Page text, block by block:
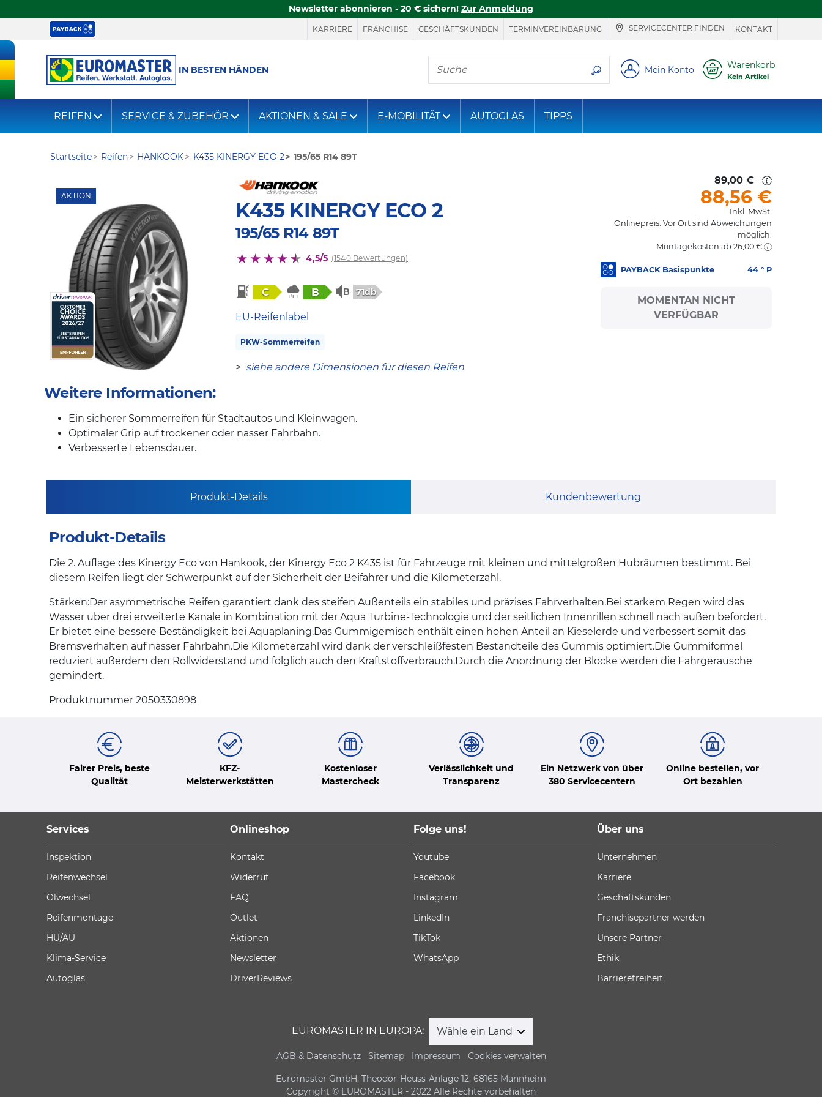
Newsletter abonnieren - 20 € sichern! Zur Anmeldung
KARRIERE FRANCHISE GESCHÄFTSKUNDEN TERMINVEREINBARUNG SERVICECENTER FINDEN KONTAKT
IN BESTEN HÄNDEN
Hier finden Sie, was Sie suchen
Mein Konto Warenkorb
Kein Artikel
REIFEN SERVICE & ZUBEHÖR AKTIONEN & SALE E-MOBILITÄT AUTOGLAS TIPPS
Startseite Reifen HANKOOK K435 KINERGY ECO 2 195/65 R14 89T
AKTION
K435 KINERGY ECO 2
195/65 R14 89T
4,5/5 (1540 Bewertungen)
C B 71db
EU-Reifenlabel
PKW-Sommerreifen
> siehe andere Dimensionen für diesen Reifen
89,00 €
88,56 €
Inkl. MwSt.
Onlinepreis. Vor Ort sind Abweichungen
möglich.
Montagekosten ab 26,00 €
PAYBACK Basispunkte 44 ° P
MOMENTAN NICHT
VERFÜGBAR
Weitere Informationen:
Ein sicherer Sommerreifen für Stadtautos und Kleinwagen.
Optimaler Grip auf trockener oder nasser Fahrbahn.
Verbesserte Lebensdauer.
Produkt-Details Kundenbewertung
Produkt-Details
Die 2. Auflage des Kinergy Eco von Hankook, der Kinergy Eco 2 K435 ist für Fahrzeuge mit kleinen und mittelgroßen Hubräumen bestimmt. Bei
diesem Reifen liegt der Schwerpunkt auf der Sicherheit der Beifahrer und die Kilometerzahl.
Stärken:Der asymmetrische Reifen garantiert dank des steifen Außenteils ein stabiles und präzises Fahrverhalten.Bei starkem Regen wird das
Wasser über drei erweiterte Kanäle in Kombination mit der Aqua Turbine-Technologie und der seitlichen Innenrillen schnell nach außen befördert.
Er bietet eine bessere Beständigkeit bei Aquaplaning.Das Gummigemisch enthält einen hohen Anteil an Kieselerde und verbessert somit das
Bremsverhalten auf nasser Fahrbahn.Die Kilometerzahl wird dank der verschleißfesten Bestandteile des Gummis optimiert.Die Gummiformel
reduziert außerdem den Rollwiderstand und folglich auch den Kraftstoffverbrauch.Durch die Anordnung der Blöcke werden die Fahrgeräusche
gemindert.
Produktnummer 2050330898
Fairer Preis, beste
Qualität
KFZ-
Meisterwerkstätten
Kostenloser
Mastercheck
Verlässlichkeit und
Transparenz
Ein Netzwerk von über
380 Servicecentern
Online bestellen, vor
Ort bezahlen
Services
Inspektion
Reifenwechsel
Ölwechsel
Reifenmontage
HU/AU
Klima-Service
Autoglas
Onlineshop
Kontakt
Widerruf
FAQ
Outlet
Aktionen
Newsletter
DriverReviews
Folge uns!
Youtube
Facebook
Instagram
LinkedIn
TikTok
WhatsApp
Über uns
Unternehmen
Karriere
Geschäftskunden
Franchisepartner werden
Unsere Partner
Ethik
Barrierefreiheit
EUROMASTER IN EUROPA: Wähle ein Land
AGB & Datenschutz Sitemap Impressum Cookies verwalten
Euromaster GmbH, Theodor-Heuss-Anlage 12, 68165 Mannheim
Copyright © EUROMASTER - 2022 Alle Rechte vorbehalten